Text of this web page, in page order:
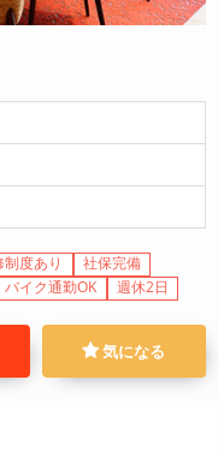
制度あり
社保完備
バイク通勤OK 週休2日
気になる